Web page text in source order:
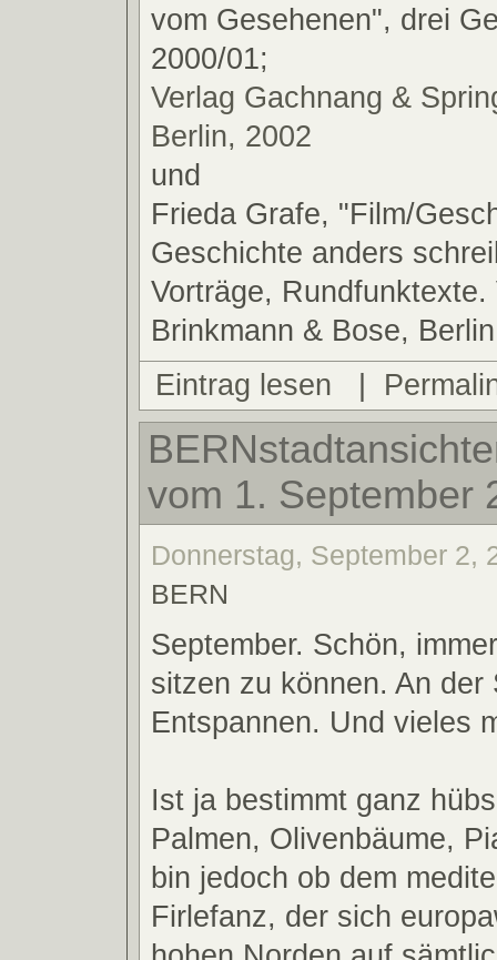
vom Gesehenen", drei
2000/01;
Verlag Gachnang &
Berlin, 2002
und
Frieda Grafe, "Film/
Geschichte anders
Vorträge, Rundfunktexte.
Brinkmann & Bose,
Eintrag lesen
|
vom 1. September
Donnerstag, September 2,
BERN
September. Schön,
sitzen zu können. An der
Entspannen. Und vieles
Ist ja bestimmt ganz
Palmen, Olivenbäume,
bin jedoch ob dem
Firlefanz, der sich